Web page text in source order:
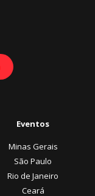
Eventos
Minas Gerais
São Paulo
Rio de Janeiro
Ceará